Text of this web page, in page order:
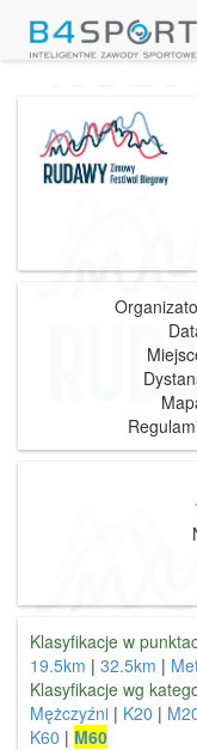
Klasyfikacje w
19.5km | 32.5km |
Klasyfikacje wg
Mężczyźni | K20 |
K60 | M60